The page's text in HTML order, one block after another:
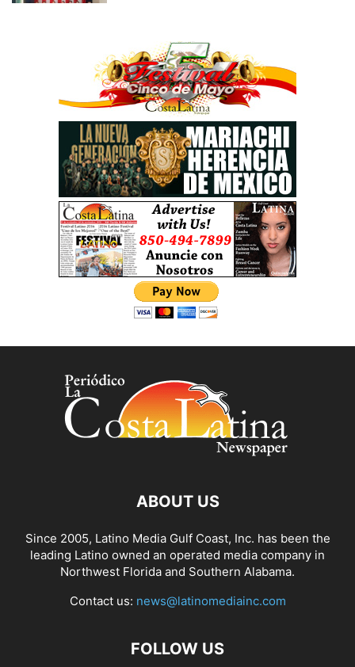
ABOUT US
Since 2005, Latino Media Gulf Coast, Inc. has been the
leading Latino owned an operated media company in
Northwest Florida and Southern Alabama.
Contact us: news@latinomediainc.com
FOLLOW US